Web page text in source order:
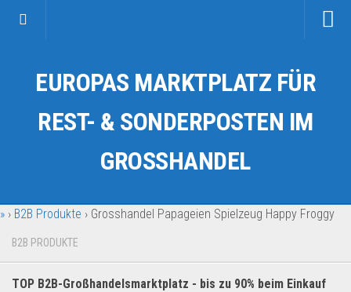
Kategorien
Auto & Motorrad
Fahrzeuge & Transport
Garten & Werkzeug
Geschäft, Büro & Schreibwaren
Geschenkartikel
EUROPAS MARKTPLATZ FÜR
REST- & SONDERPOSTEN IM
GROSSHANDEL
» › B2B Produkte › Grosshandel Papageien Spielzeug Happy Froggy
B2B PRODUKTE
TOP B2B-Großhandelsmarktplatz - bis zu 90% beim Einkauf